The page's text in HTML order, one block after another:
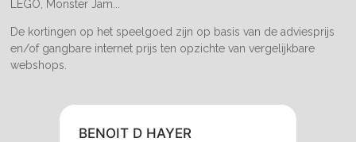
LEGO, Monster Jam...
De kortingen op het speelgoed zijn op basis van de adviesprijs
en/of gangbare internet prijs ten opzichte van vergelijkbare
webshops.